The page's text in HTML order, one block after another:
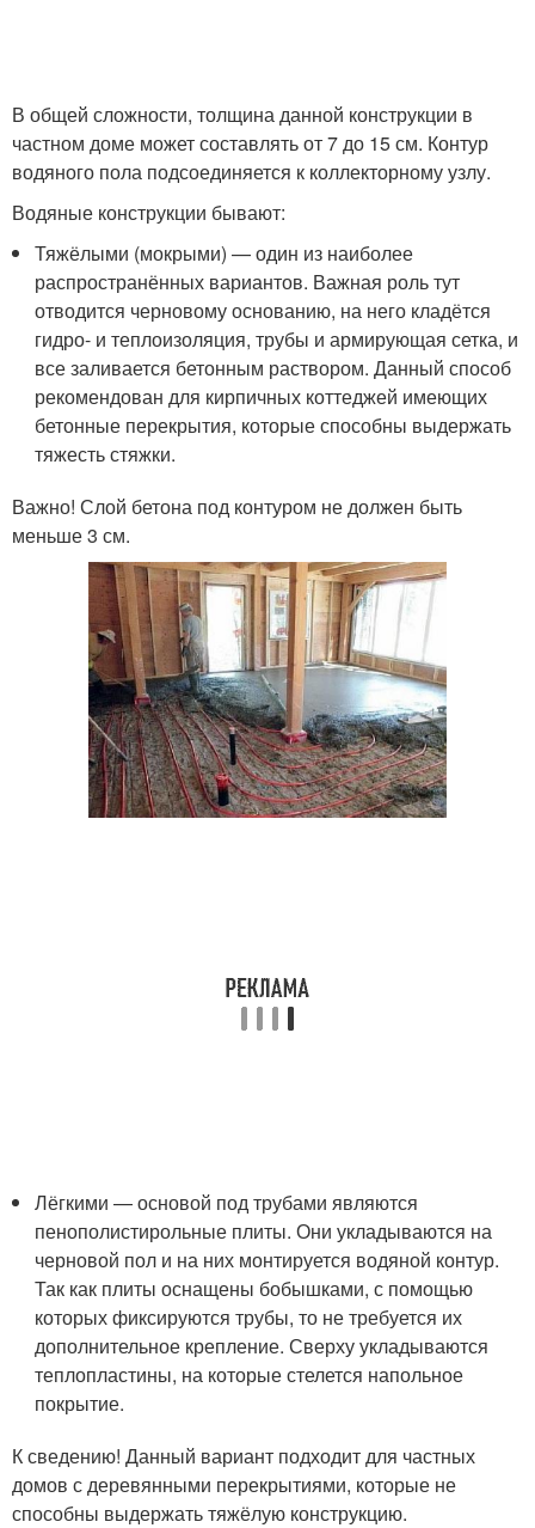
В общей сложности, толщина данной конструкции в
частном доме может составлять от 7 до 15 см. Контур
водяного пола подсоединяется к коллекторному узлу.
Водяные конструкции бывают:
Тяжёлыми (мокрыми) — один из наиболее
распространённых вариантов. Важная роль тут
отводится черновому основанию, на него кладётся
гидро- и теплоизоляция, трубы и армирующая сетка, и
все заливается бетонным раствором. Данный способ
рекомендован для кирпичных коттеджей имеющих
бетонные перекрытия, которые способны выдержать
тяжесть стяжки.
Важно! Слой бетона под контуром не должен быть
меньше 3 см.
Лёгкими — основой под трубами являются
пенополистирольные плиты. Они укладываются на
черновой пол и на них монтируется водяной контур.
Так как плиты оснащены бобышками, с помощью
которых фиксируются трубы, то не требуется их
дополнительное крепление. Сверху укладываются
теплопластины, на которые стелется напольное
покрытие.
К сведению! Данный вариант подходит для частных
домов с деревянными перекрытиями, которые не
способны выдержать тяжёлую конструкцию.